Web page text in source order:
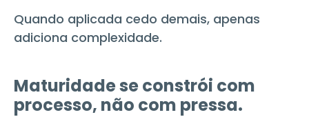
Quando aplicada cedo demais, apenas
adiciona complexidade.
Maturidade se constrói com
processo, não com pressa.